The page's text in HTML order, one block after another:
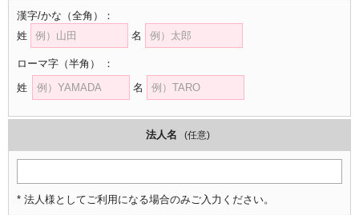
漢字/かな （全角）
：
姓
名
ローマ字 （半角）
：
姓
名
法人名 (任意)
* 法人様としてご利用になる場合のみご入力ください。